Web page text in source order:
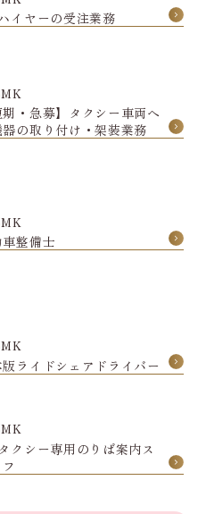
イヤーの受注業務
期・急募】タクシー車両へ
器の取り付け・架装業務
車整備士
版ライドシェアドライバー
クシー専用のりば案内ス